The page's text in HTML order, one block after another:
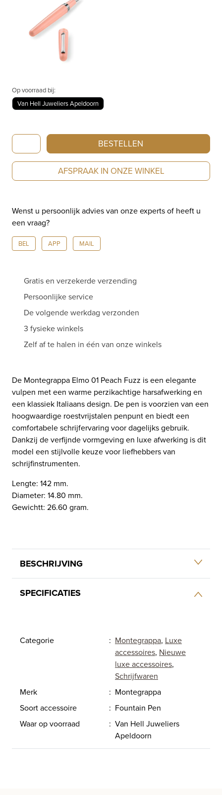
Op voorraad bij:
Van Hell Juweliers Apeldoorn
Montegrappa
Elmo
01
Fountain
Fuzz
ISEOR3AS
aantal
BESTELLEN
AFSPRAAK IN ONZE WINKEL
Wenst u persoonlijk advies van onze experts of heeft u
een vraag?
BEL APP MAIL
Gratis en verzekerde verzending
Persoonlijke service
De volgende werkdag verzonden
3 fysieke winkels
Zelf af te halen in één van onze winkels
De Montegrappa Elmo 01 Peach Fuzz is een elegante
vulpen met een warme perzikachtige harsafwerking en
een klassiek Italiaans design. De pen is voorzien van een
hoogwaardige roestvrijstalen penpunt en biedt een
comfortabele schrijfervaring voor dagelijks gebruik.
Dankzij de verfijnde vormgeving en luxe afwerking is dit
model een stijlvolle keuze voor liefhebbers van
schrijfinstrumenten.
Lengte: 142 mm.
Diameter: 14.80 mm.
Gewichtt: 26.60 gram.
BESCHRIJVING
SPECIFICATIES
Categorie : Montegrappa, Luxe
accessoires, Nieuwe
luxe accessoires,
Schrijfwaren
Merk
: Montegrappa
Soort accessoire
: Fountain Pen
Waar op voorraad
: Van Hell Juweliers
Apeldoorn